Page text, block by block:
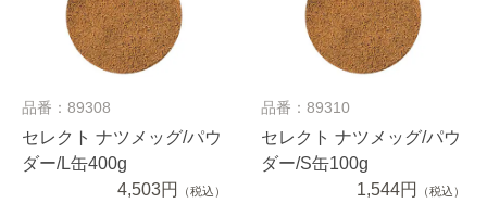
品番：89308
セレクト ナツメッグ/パウ
ダー/L缶400g
4,503円
（税込）
品番：89310
セレクト ナツメッグ/パウ
ダー/S缶100g
1,544円
（税込）